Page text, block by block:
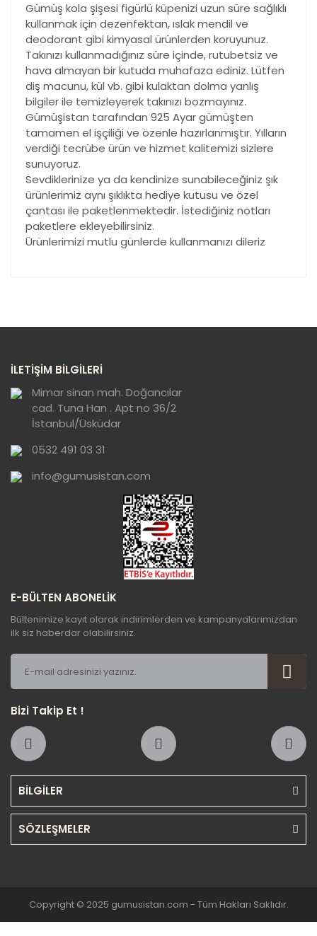
Gümüş kola şişesi figürlü küpenizi uzun süre sağlıklı
kullanmak için dezenfektan, ıslak mendil ve
deodorant gibi kimyasal ürünlerden koruyunuz.
Takınızı kullanmadığınız süre içinde, rutubetsiz ve
hava almayan bir kutuda muhafaza ediniz. Lütfen
diş macunu, kül vb. gibi kulaktan dolma yanlış
bilgiler ile temizleyerek takınızı bozmayınız.
Gümüşistan tarafından 925 Ayar gümüşten
tamamen el işçiliği ve özenle hazırlanmıştır. Yılların
verdiği tecrübe ürün ve hizmet kalitemizi sizlere
sunuyoruz.
Sevdiklerinize ya da kendinize sunabileceğiniz şık
ürünlerimiz aynı şıklıkta hediye kutusu ve özel
çantası ile paketlenmektedir. İstediğiniz notları
paketlere ekleyebilirsiniz.
Ürünlerimizi mutlu günlerde kullanmanızı dileriz
görüntülenemiyor.
Ürün açıklamasında eksik bilgiler bulunuyor.
Ürün bilgilerinde hatalar bulunuyor.
Ürün fiyatı diğer sitelerden daha pahalı.
Bu ürüne benzer farklı alternatifler olmalı.
Gönder
İLETİŞİM BİLGİLERİ
Mimar sinan mah. Doğancılar
cad. Tuna Han . Apt no 36/2
İstanbul/Üsküdar
0532 491 03 31
info@gumusistan.com
BİLGİLER
SÖZLEŞMELER
E-BÜLTEN ABONELİK
Bültenimize kayıt olarak indirimlerden ve kampanyalarımızdan
ilk siz haberdar olabilirsiniz.
Bizi Takip Et !
Copyright © 2025 gumusistan.com - Tüm Hakları Saklıdır.